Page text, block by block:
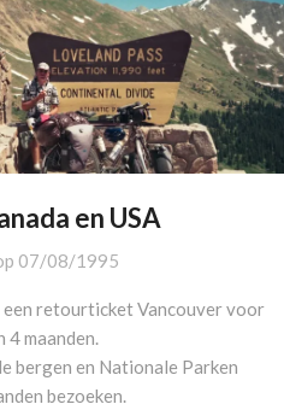
en USA
07/08/1995
een retourticket Vancouver voor
4 maanden.
bergen en Nationale Parken
bezoeken.